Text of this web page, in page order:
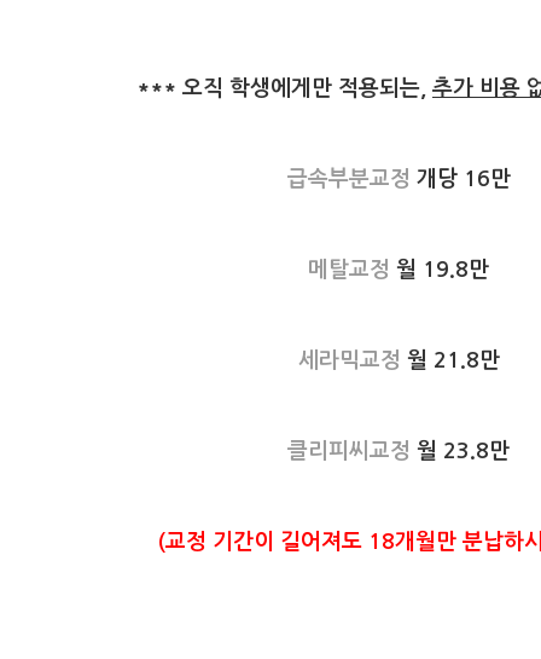
*** 오직 학생에게만 적용되는, 추가 비용
급속부분교정 개당 16만
메탈교정 월 19.8만
세라믹교정 월 21.8만
클리피씨교정 월 23.8만
(교정 기간이 길어져도 18개월만 분납하